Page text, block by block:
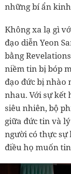
những bí ẩn
Không xa lạ gì
đạo diễn Yeon
bằng
niềm tin bị bóp
đạo đức bị nhào
nhau. Với sự kết
siêu nhiên, bộ
giữa đức tin và
người có thực
điều họ muốn